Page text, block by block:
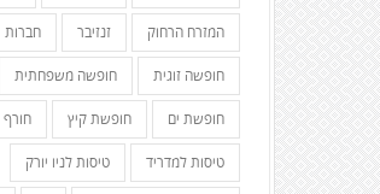
המזרח הרחוק זנזיבר חברות
חופשה זוגית חופשה משפחתית
חופשת ים חופשת קיץ חורף
טיסות למדריד טיסות לניו יורק